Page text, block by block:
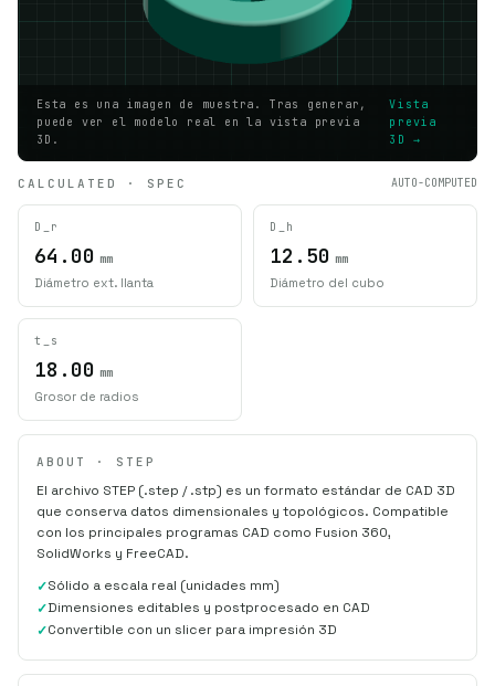
Esta es una imagen de muestra. Tras generar,
puede ver el modelo real en la vista previa
3D.
Vista
previa
3D →
CALCULATED · SPEC AUTO-COMPUTED
D_r
64.00 mm
Diámetro ext. llanta
D_h
12.50 mm
Diámetro del cubo
t_s
18.00 mm
Grosor de radios
ABOUT · STEP
El archivo STEP (.step / .stp) es un formato estándar de CAD 3D
que conserva datos dimensionales y topológicos. Compatible
con los principales programas CAD como Fusion 360,
SolidWorks y FreeCAD.
Sólido a escala real (unidades mm)
Dimensiones editables y postprocesado en CAD
Convertible con un slicer para impresión 3D